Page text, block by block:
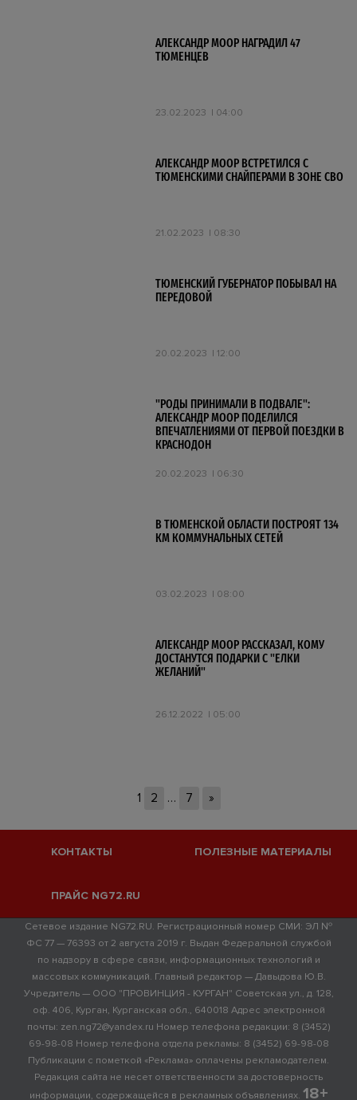
АЛЕКСАНДР МООР НАГРАДИЛ 47
ТЮМЕНЦЕВ
23.02.2023 04:00
АЛЕКСАНДР МООР ВСТРЕТИЛСЯ С
ТЮМЕНСКИМИ СНАЙПЕРАМИ В ЗОНЕ СВО
21.02.2023 08:30
ТЮМЕНСКИЙ ГУБЕРНАТОР ПОБЫВАЛ НА
ПЕРЕДОВОЙ
20.02.2023 12:00
"РОДЫ ПРИНИМАЛИ В ПОДВАЛЕ":
АЛЕКСАНДР МООР ПОДЕЛИЛСЯ
ВПЕЧАТЛЕНИЯМИ ОТ ПЕРВОЙ ПОЕЗДКИ В
КРАСНОДОН
20.02.2023 06:30
В ТЮМЕНСКОЙ ОБЛАСТИ ПОСТРОЯТ 134
КМ КОММУНАЛЬНЫХ СЕТЕЙ
03.02.2023 08:00
АЛЕКСАНДР МООР РАССКАЗАЛ, КОМУ
ДОСТАНУТСЯ ПОДАРКИ С "ЕЛКИ
ЖЕЛАНИЙ"
26.12.2022 05:00
1 2 … 7 »
КОНТАКТЫ ПОЛЕЗНЫЕ МАТЕРИАЛЫ
ПРАЙС NG72.RU
Сетевое издание NG72.RU. Регистрационный номер СМИ: ЭЛ №
ФС 77 — 76393 от 2 августа 2019 г. Выдан Федеральной службой
по надзору в сфере связи, информационных технологий и
массовых коммуникаций. Главный редактор — Давыдова Ю.В.
Учредитель — ООО "ПРОВИНЦИЯ - КУРГАН" Советская ул., д. 128,
оф. 406, Курган, Курганская обл., 640018 Адрес электронной
почты: zen.ng72@yandex.ru Номер телефона редакции: 8 (3452)
69-98-08 Номер телефона отдела рекламы: 8 (3452) 69-98-08
Публикации с пометкой «Реклама» оплачены рекламодателем.
Редакция сайта не несет ответственности за достоверность
информации, содержащейся в рекламных объявлениях. 18+